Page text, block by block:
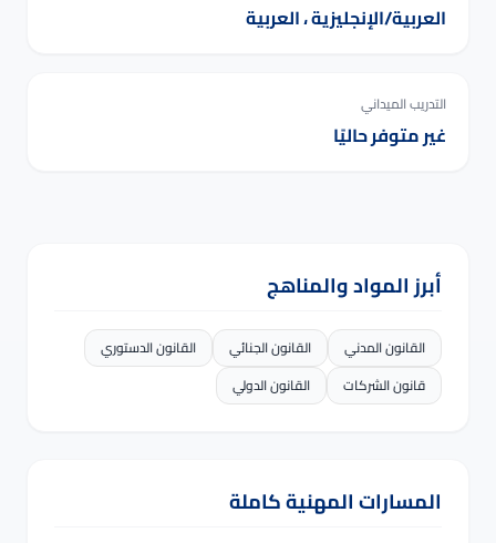
العربية/الإنجليزية ، العربية
التدريب الميداني
غير متوفر حاليًا
أبرز المواد والمناهج
القانون المدني القانون الجنائي
القانون الدستوري
قانون الشركات
القانون الدولي
المسارات المهنية كاملة